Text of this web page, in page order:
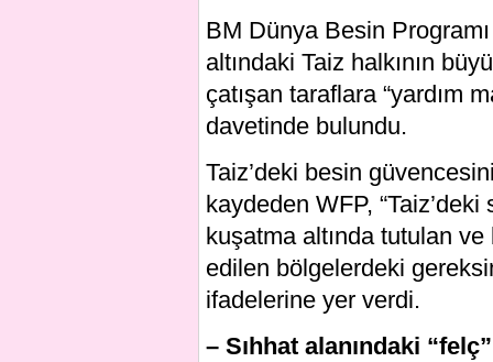
BM Dünya Besin
altındaki Taiz halkının
çatışan taraflara “yardım
davetinde bulundu.
Taiz’deki besin
kaydeden WFP,
kuşatma altında tutulan
edilen bölgelerdeki
ifadelerine yer verdi.
– Sıhhat alanındaki